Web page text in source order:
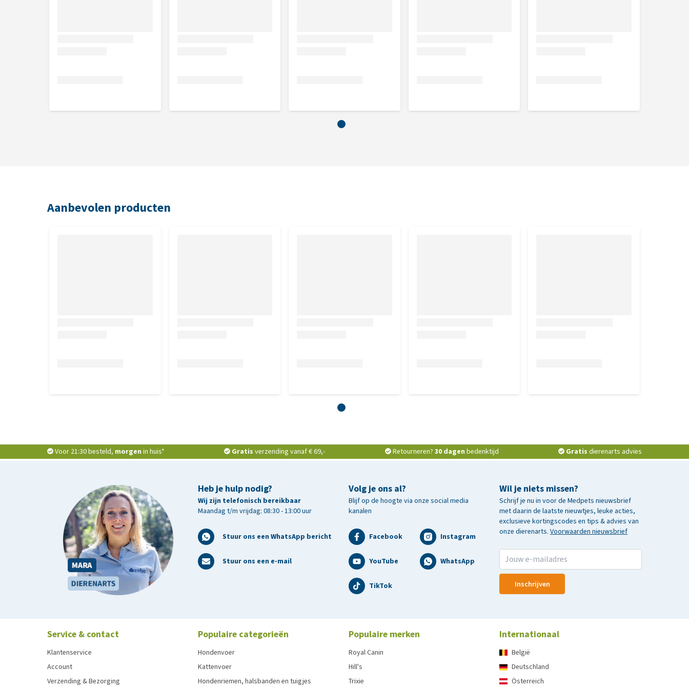
Aanbevolen producten
Voor 21:30 besteld, morgen in huis* Gratis verzending vanaf € 69,- Retourneren? 30 dagen bedenktijd Gratis dierenarts advies
Heb je hulp nodig?
Wij zijn telefonisch bereikbaar
Maandag t/m vrijdag: 08:30 - 13:00 uur
Stuur ons een WhatsApp bericht
Stuur ons een e-mail
Wil je niets missen?
Schrijf je nu in voor de Medpets nieuwsbrief
met daarin de laatste nieuwtjes, leuke acties,
exclusieve kortingscodes en tips & advies van
onze dierenarts. Voorwaarden nieuwsbrief
Inschrijven
Volg je ons al?
Blijf op de hoogte via onze social media
kanalen
Facebook Instagram
YouTube WhatsApp
TikTok
Service & contact
Klantenservice
Account
Verzending & Bezorging
Populaire categorieën
Hondenvoer
Kattenvoer
Hondenriemen, halsbanden en tuigjes
Populaire merken
Royal Canin
Hill's
Trixie
Internationaal
België
Deutschland
Österreich